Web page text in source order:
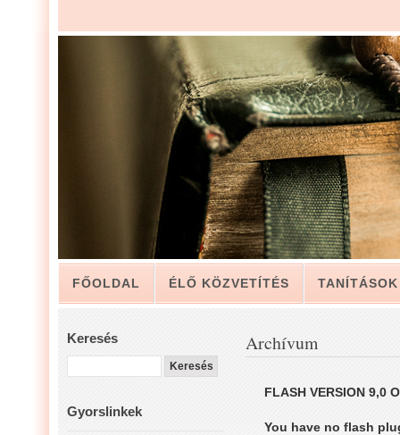
FŐOLDAL ÉLŐ KÖZVETÍTÉS TANÍTÁSOK
LUIS ZAPATA PÁSZTOR LEVELÉBŐL, A
LUIS ZAPATA PÁSZTOR LEVELÉBŐL
Keresés
Gyorslinkek
Archívum
FLASH VERSION 9,0
You have no flash